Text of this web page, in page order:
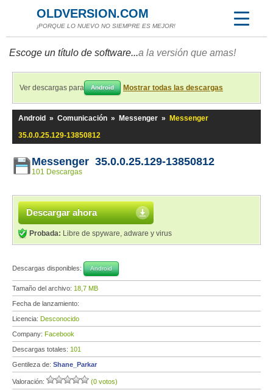
OLDVERSION.COM
¡PORQUE LO NUEVO NO SIEMPRE ES MEJOR!
Escoge un título de software...a la versión que amas!
Ver descargas para Android Mostrar todas las descargas
Android » Comunicación » Messenger »
Messenger
35.0.0.25.129-13850812
Messenger 35.0.0.25.129-13850812
101 Descargas
Descargar ahora
Probada: Libre de spyware, adware y virus
Descargas disponibles: Android
Tamaño del archivo: 18,7 MB
Fecha de lanzamiento:
Licencia: Desconocido
Company: Facebook
Descargas totales: 101
Gentileza de: Shane_Parkar
Valoración: (0 votos)